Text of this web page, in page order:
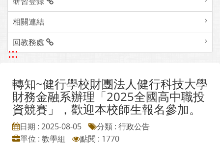
相關連結
回教務處
:::
轉知~健行學校財團法人健行科技大學
財務金融系辦理「2025全國高中職投
資競賽」，歡迎本校師生報名參加。
日期 : 2025-08-05
分類 : 行政公告
單位 : 教學組
點閱 : 1770